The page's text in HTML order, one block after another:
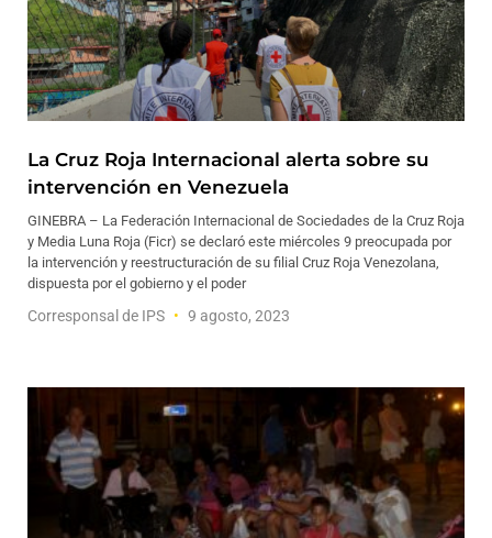
La Cruz Roja Internacional alerta sobre su
intervención en Venezuela
GINEBRA – La Federación Internacional de Sociedades de la Cruz Roja
y Media Luna Roja (Ficr) se declaró este miércoles 9 preocupada por
la intervención y reestructuración de su filial Cruz Roja Venezolana,
dispuesta por el gobierno y el poder
Corresponsal de IPS 9 agosto, 2023